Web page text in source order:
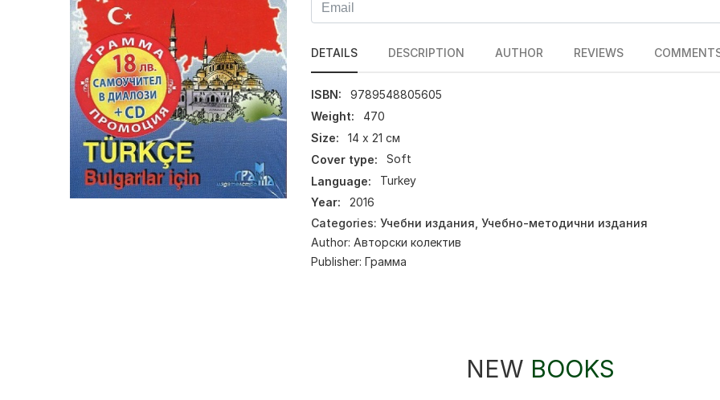
DETAILS DESCRIPTION AUTHOR REVIEWS
ISBN:
9789548805605
Weight:
470
Size:
14 х 21 см
Cover type:
Soft
Language:
Turkey
Year:
2016
Categories: Учебни издания Учебно-методични издания
Author: Авторски колектив
Publisher: Грамма
NEW BOOKS